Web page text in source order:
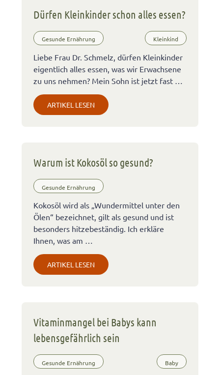
Dürfen Kleinkinder schon alles essen?
Gesunde Ernährung Kleinkind
Liebe Frau Dr. Schmelz, dürfen Kleinkinder
eigentlich alles essen, was wir Erwachsene
zu uns nehmen? Mein Sohn ist jetzt fast …
ARTIKEL LESEN
Warum ist Kokosöl so gesund?
Gesunde Ernährung
Kokosöl wird als „Wundermittel unter den
Ölen“ bezeichnet, gilt als gesund und ist
besonders hitzebeständig. Ich erkläre
Ihnen, was am …
ARTIKEL LESEN
Vitaminmangel bei Babys kann
lebensgefährlich sein
Gesunde Ernährung Baby